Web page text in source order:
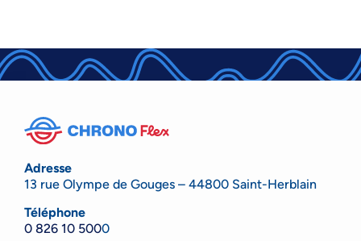
Adresse
13 rue Olympe de Gouges – 44800 Saint-Herblain
Téléphone
0 826 10 5000